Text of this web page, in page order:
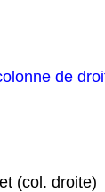
de
(col. droite)